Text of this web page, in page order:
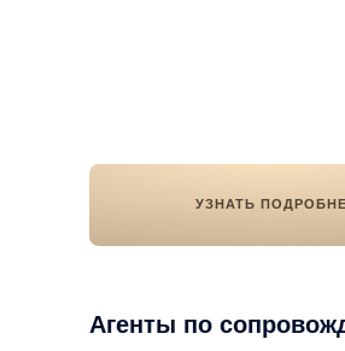
УЗНАТЬ
Агенты по